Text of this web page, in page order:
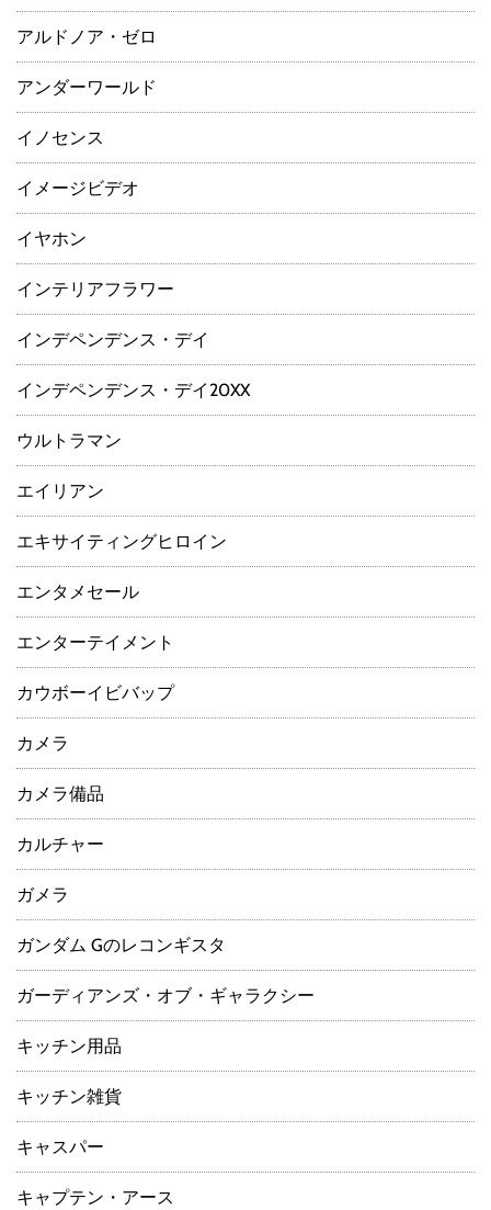
アルドノア・ゼロ
アンダーワールド
イノセンス
イメージビデオ
イヤホン
インテリアフラワー
インデペンデンス・デイ
インデペンデンス・デイ20XX
ウルトラマン
エイリアン
エキサイティングヒロイン
エンタメセール
エンターテイメント
カウボーイビバップ
カメラ
カメラ備品
カルチャー
ガメラ
ガンダム Gのレコンギスタ
ガーディアンズ・オブ・ギャラクシー
キッチン用品
キッチン雑貨
キャスパー
キャプテン・アース